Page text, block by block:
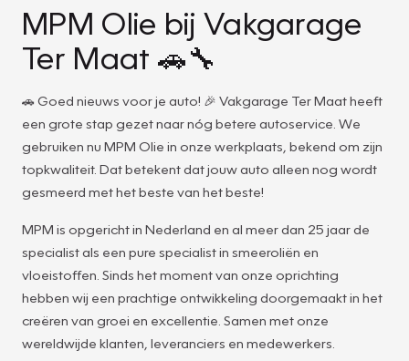
MPM Olie bij Vakgarage
Ter Maat 🚗🔧
🚗 Goed nieuws voor je auto! 🎉 Vakgarage Ter Maat heeft
een grote stap gezet naar nóg betere autoservice. We
gebruiken nu MPM Olie in onze werkplaats, bekend om zijn
topkwaliteit. Dat betekent dat jouw auto alleen nog wordt
gesmeerd met het beste van het beste!
MPM is opgericht in Nederland en al meer dan 25 jaar de
specialist als een pure specialist in smeeroliën en
vloeistoffen. Sinds het moment van onze oprichting
hebben wij een prachtige ontwikkeling doorgemaakt in het
creëren van groei en excellentie. Samen met onze
wereldwijde klanten, leveranciers en medewerkers.